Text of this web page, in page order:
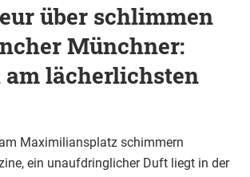
über schlimmen
Münchner:
am lächerlichsten
Maximiliansplatz schimmern
ein unaufdringlicher Duft liegt in der